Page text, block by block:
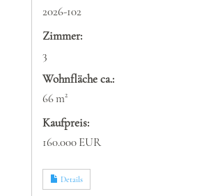
2026-102
Zimmer:
3
Wohnfläche ca.:
66 m²
Kaufpreis:
160.000 EUR
Details